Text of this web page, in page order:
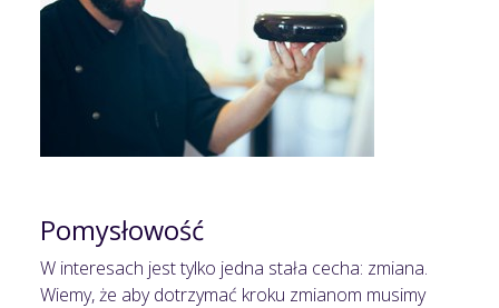
Pomysłowość
W interesach jest tylko jedna stała cecha: zmiana.
Wiemy, że aby dotrzymać kroku zmianom musimy